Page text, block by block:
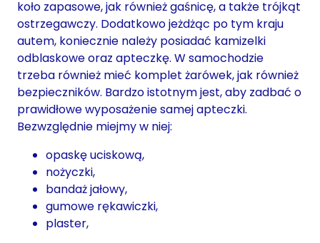
koło zapasowe, jak również gaśnicę, a także trójkąt
ostrzegawczy. Dodatkowo jeżdżąc po tym kraju
autem, koniecznie należy posiadać kamizelki
odblaskowe oraz apteczkę. W samochodzie
trzeba również mieć komplet żarówek, jak również
bezpieczników. Bardzo istotnym jest, aby zadbać o
prawidłowe wyposażenie samej apteczki.
Bezwzględnie miejmy w niej:
opaskę uciskową,
nożyczki,
bandaż jałowy,
gumowe rękawiczki,
plaster,